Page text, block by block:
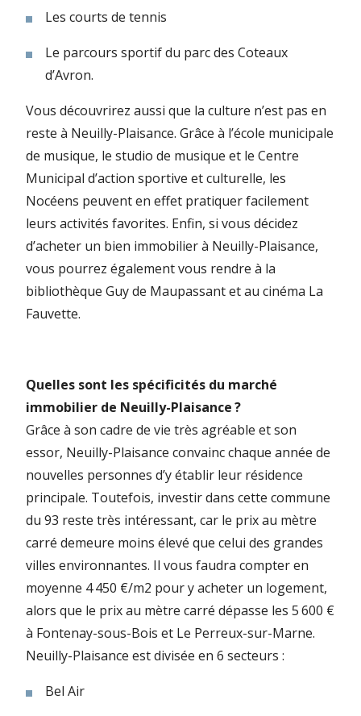
Les courts de tennis
Le parcours sportif du parc des Coteaux
d’Avron.
Vous découvrirez aussi que la culture n’est pas en
reste à Neuilly-Plaisance. Grâce à l’école municipale
de musique, le studio de musique et le Centre
Municipal d’action sportive et culturelle, les
Nocéens peuvent en effet pratiquer facilement
leurs activités favorites. Enfin, si vous décidez
d’acheter un bien immobilier à Neuilly-Plaisance,
vous pourrez également vous rendre à la
bibliothèque Guy de Maupassant et au cinéma La
Fauvette.
Quelles sont les spécificités du marché
immobilier de Neuilly-Plaisance ?
Grâce à son cadre de vie très agréable et son
essor, Neuilly-Plaisance convainc chaque année de
nouvelles personnes d’y établir leur résidence
principale. Toutefois, investir dans cette commune
du 93 reste très intéressant, car le prix au mètre
carré demeure moins élevé que celui des grandes
villes environnantes. Il vous faudra compter en
moyenne 4 450 €/m2 pour y acheter un logement,
alors que le prix au mètre carré dépasse les 5 600 €
à Fontenay-sous-Bois et Le Perreux-sur-Marne.
Neuilly-Plaisance est divisée en 6 secteurs :
Bel Air